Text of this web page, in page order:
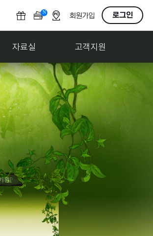
N
F
회원가입 로그인
자료실 고객지원
]감조탕홍보사고팔기 게시판 만들어줘[엘]감조탕